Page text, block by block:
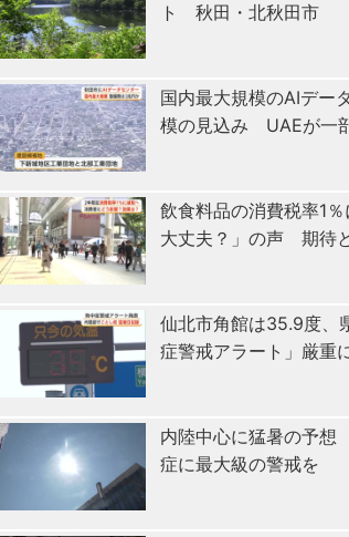
ト 秋田・北秋田市
国内最大規模のAIデー
模の見込み UAEが一
飲食料品の消費税率1
大丈夫？」の声 期待
仙北市角館は35.9度
症警戒アラート」厳
内陸中心に猛暑の予
症に最大級の警戒を